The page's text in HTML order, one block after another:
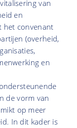
van
en
het convenant
(overheid,
en
de vorm van
op meer
In dit kader is